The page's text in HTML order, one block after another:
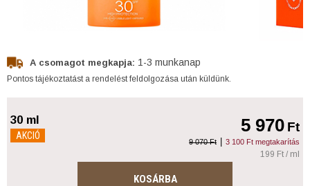
A csomagot megkapja: 1-3 munkanap
Pontos tájékoztatást a rendelést feldolgozása után küldünk.
30 ml
AKCIÓ
9 070 Ft | 3 100 Ft megtakarítás
5 970Ft
199 Ft / ml
KOSÁRBA